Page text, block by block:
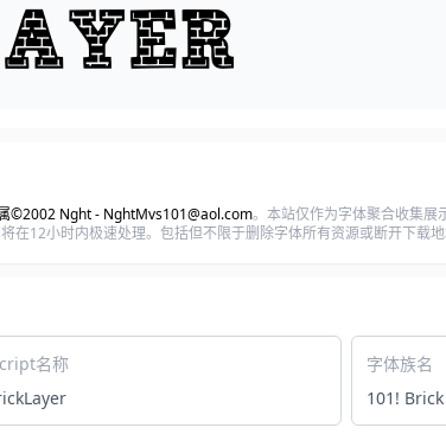
©2002 Nght - NghtMvs101@aol.com。本站仅作为字体聚合收集展
12小时内极速处理。包括但不限于删除字体所有资源或断开下载地
名称
字体族名
101!